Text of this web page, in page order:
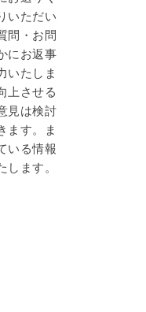
いただい
問・お問
にお返事
いたしま
上させる
見は検討
ます。ま
いる情報
します。